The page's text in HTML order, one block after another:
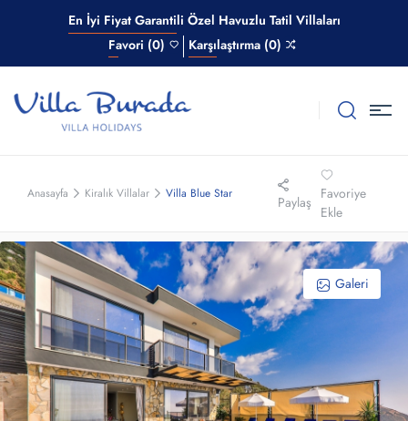
En İyi Fiyat Garantili Özel Havuzlu Tatil Villaları
Favori (0)
Karşılaştırma (0)
Anasayfa Kiralık Villalar Villa Blue Star Paylaş
Favoriye
Ekle
Galeri